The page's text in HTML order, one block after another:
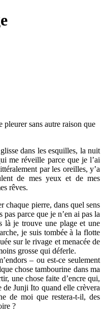
pleurer sans autre raison que
dans les esquilles, la nuit
me réveille parce que je l’ai
par les oreilles, y’a
de mes yeux et de mes
rêves.
chaque pierre, dans quel sens
parce que je n’en ai pas la
là je trouve une plage et une
je suis tombée à la flotte
sur le rivage et menacée de
grosse qui déferle.
– ou est-ce seulement
chose tambourine dans ma
une chose faite d’encre qui,
de Junji Ito quand elle crèvera
de moi que restera-t-il, des
?